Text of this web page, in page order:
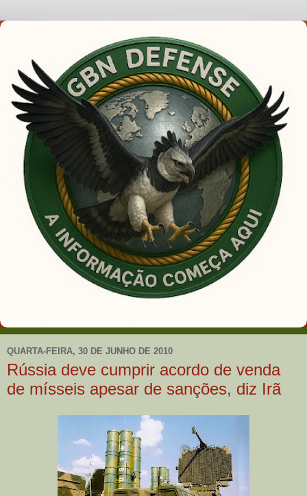
QUARTA-FEIRA, 30 DE JUNHO DE 2010
Rússia deve cumprir acordo de venda
de mísseis apesar de sanções, diz Irã